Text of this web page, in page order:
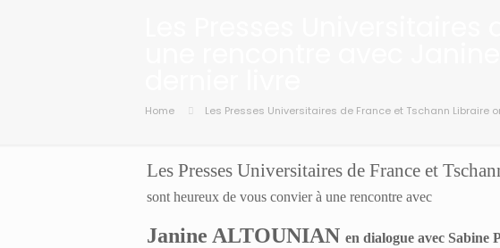
Home Les Presses Universitaires de France et Tschann Libraire
Les Presses Universitaires de France et
sont heureux de vous convier à une rencontre avec
Janine ALTOUNIAN en dialogue avec Sabine